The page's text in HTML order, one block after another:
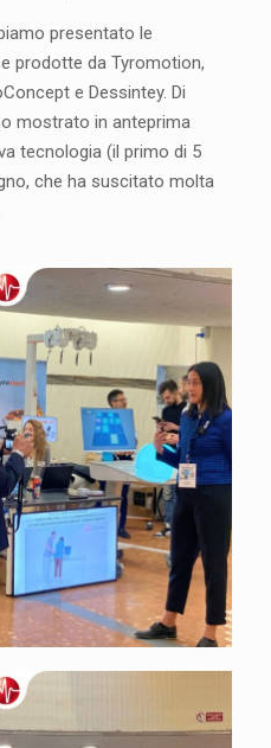
presentato le
prodotte da Tyromotion,
e Dessintey. Di
mostrato in anteprima
tecnologia (il primo di 5
che ha suscitato molta